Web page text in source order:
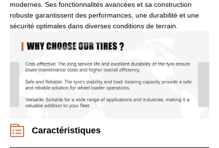
modernes. Ses fonctionnalités avancées et sa construction
robuste garantissent des performances, une durabilité et une
sécurité optimales dans diverses conditions de terrain.
Caractéristiques